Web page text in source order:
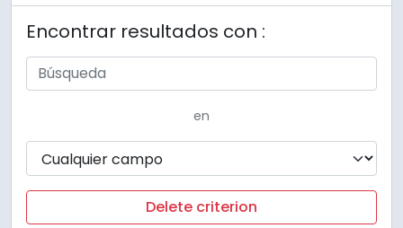
Encontrar resultados con :
en
Delete criterion